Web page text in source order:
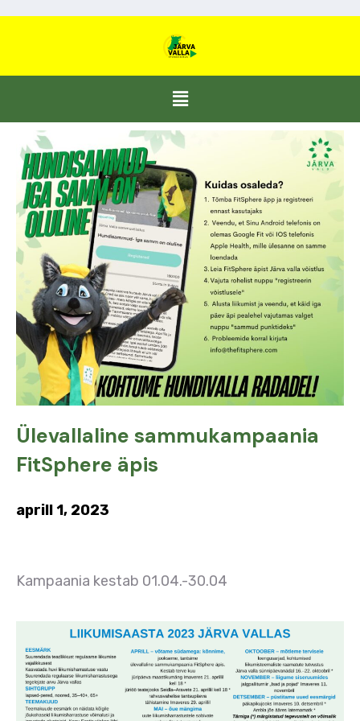
Ülevallaline sammukampaania
FitSphere äpis
aprill 1, 2023
Kampaania kestab 01.04.-30.04